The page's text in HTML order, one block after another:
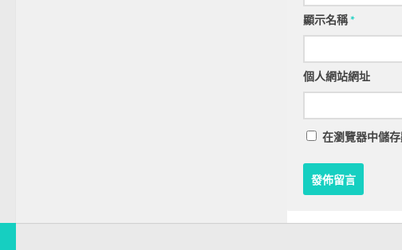
顯示名稱*
個人網站網址
在瀏覽器中儲